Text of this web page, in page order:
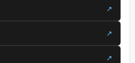
↗
↗
↗